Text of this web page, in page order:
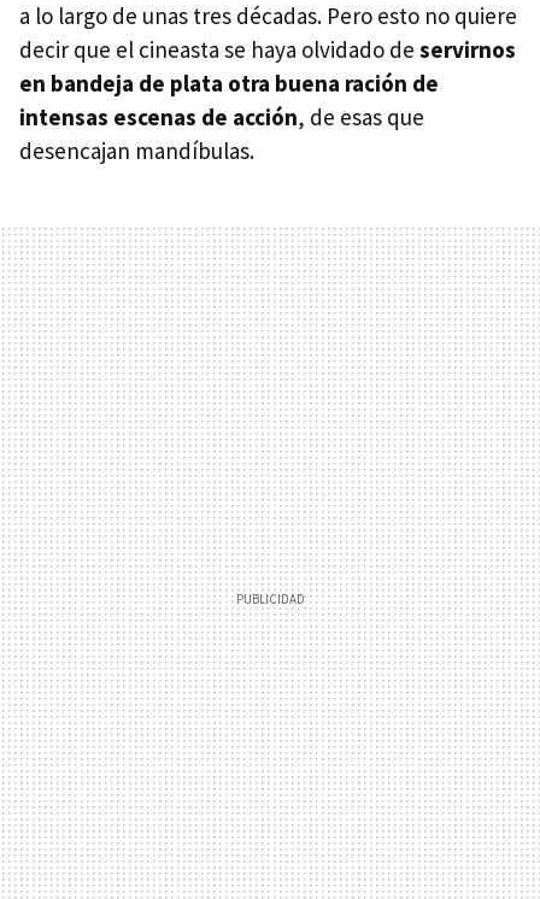
a lo largo de unas tres décadas. Pero esto no quiere
decir que el cineasta se haya olvidado de servirnos
en bandeja de plata otra buena ración de
intensas escenas de acción, de esas que
desencajan mandíbulas.